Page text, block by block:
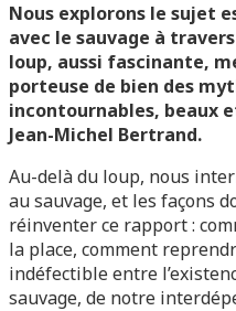
Nous explorons le sujet
avec le sauvage à
loup, aussi fascinante,
porteuse de bien des
incontournables, beaux
Jean-Michel Bertrand.
Au-delà du loup, nous
au sauvage, et les façons
réinventer ce rapport :
la place, comment
indéfectible entre
sauvage, de notre